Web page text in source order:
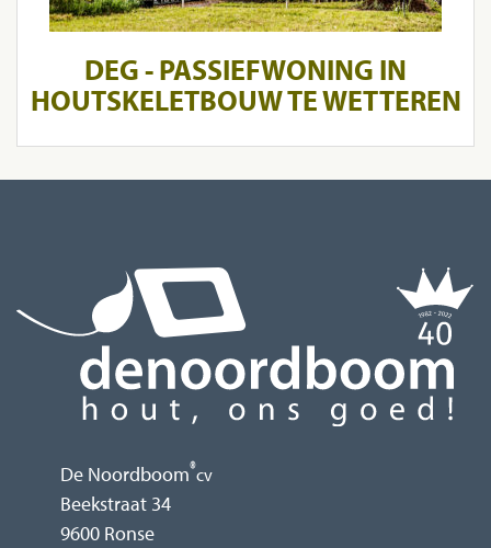
DEG - PASSIEFWONING IN
HOUTSKELETBOUW TE WETTEREN
De Noordboom®cv
Beekstraat 34
9600 Ronse